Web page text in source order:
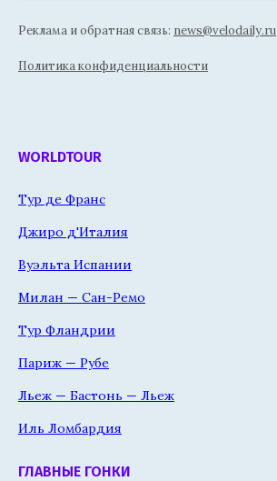
Реклама и обратная связь: news@velodaily.ru
Политика конфиденциальности
WORLDTOUR
Тур де Франс
Джиро д'Италия
Вуэльта Испании
Милан — Сан-Ремо
Тур Фландрии
Париж — Рубе
Льеж — Бастонь — Льеж
Иль Ломбардия
ГЛАВНЫЕ ГОНКИ